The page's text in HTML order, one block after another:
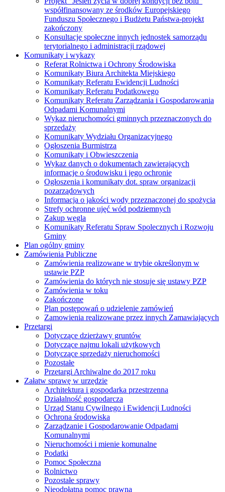
współfinansowany ze środków Europejskiego
Funduszu Społecznego i Budżetu Państwa-projekt
zakończony
Konsultacje społeczne innych jednostek samorządu
terytorialnego i administracji rządowej
Komunikaty i wykazy
Referat Rolnictwa i Ochrony Środowiska
Komunikaty Biura Architekta Miejskiego
Komunikaty Referatu Ewidencji Ludności
Komunikaty Referatu Podatkowego
Komunikaty Referatu Zarządzania i Gospodarowania
Odpadami Komunalnymi
Wykaz nieruchomości gminnych przeznaczonych do
sprzedaży
Komunikaty Wydziału Organizacyjnego
Ogłoszenia Burmistrza
Komunikaty i Obwieszczenia
Wykaz danych o dokumentach zawierających
informacje o środowisku i jego ochronie
Ogłoszenia i komunikaty dot. spraw organizacji
pozarządowych
Informacja o jakości wody przeznaczonej do spożycia
Strefy ochronne ujęć wód podziemnych
Zakup węgla
Komunikaty Referatu Spraw Spolecznych i Rozwoju
Gminy
Plan ogólny gminy
Zamówienia Publiczne
Zamówienia realizowane w trybie określonym w
ustawie PZP
Zamówienia do których nie stosuje się ustawy PZP
Zamówienia w toku
Zakończone
Plan postępowań o udzielenie zamówień
Zamowienia realizowane przez innych Zamawiających
Przetargi
Dotyczące dzierżawy gruntów
Dotyczące najmu lokali użytkowych
Dotyczące sprzedaży nieruchomości
Pozostałe
Przetargi Archiwalne do 2017 roku
Załatw sprawę w urzędzie
Architektura i gospodarka przestrzenna
Działalność gospodarcza
Urząd Stanu Cywilnego i Ewidencji Ludności
Ochrona środowiska
Zarządzanie i Gospodarowanie Odpadami
Komunalnymi
Nieruchomości i mienie komunalne
Podatki
Pomoc Społeczna
Rolnictwo
Pozostałe sprawy
Nieodpłatna pomoc prawna